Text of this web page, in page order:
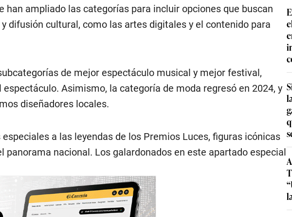
han ampliado las categorías para incluir opciones que buscan
difusión cultural, como las artes digitales y el contenido para
de mejor espectáculo musical y mejor festival,
Asimismo, la categoría de moda regresó en 2024, y
diseñadores locales.
a las leyendas de los Premios Luces, figuras icónicas
panorama nacional. Los galardonados en este apartado especial